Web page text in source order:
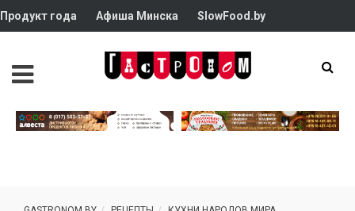
Продукт года Афиша Минска SlowFood.by